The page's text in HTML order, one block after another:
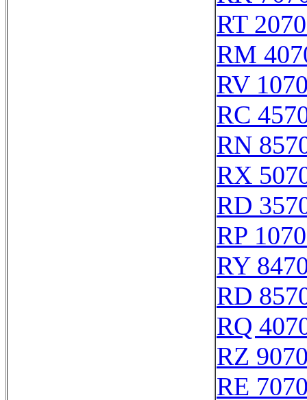
RT
RM
RV
RC
RN
RX
RD
RP
RY
RD
RQ
RZ
RE